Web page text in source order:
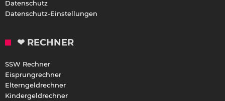
Datenschutz
Datenschutz-Einstellungen
❤ RECHNER
SSW Rechner
Eisprungrechner
Elterngeldrechner
Kindergeldrechner